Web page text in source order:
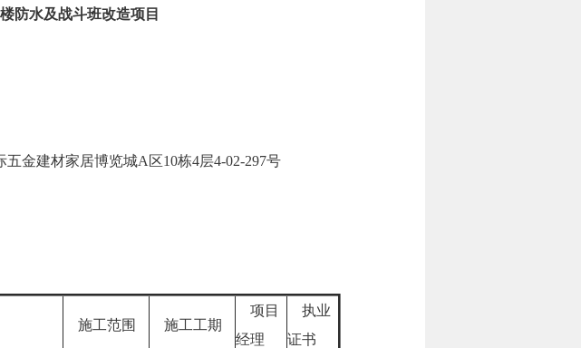
防水及战斗班改造项目
金建材家居博览城A区10栋4层4-02-297号
施工范围 施工工期
项目
经理
执业
证书